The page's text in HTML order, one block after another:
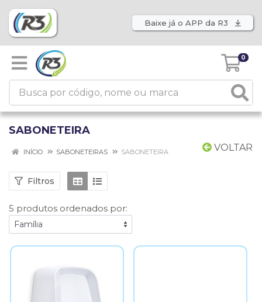
Baixe já o APP da R3
0
SABONETEIRA
VOLTAR
INÍCIO SABONETEIRAS SABONETEIRA
Filtros
5 produtos ordenados por: